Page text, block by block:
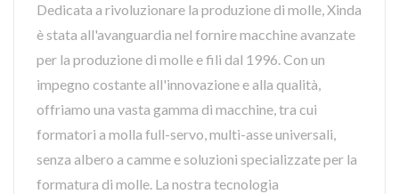
Dedicata a rivoluzionare la produzione di molle, Xinda
è stata all'avanguardia nel fornire macchine avanzate
per la produzione di molle e fili dal 1996. Con un
impegno costante all'innovazione e alla qualità,
offriamo una vasta gamma di macchine, tra cui
formatori a molla full-servo, multi-asse universali,
senza albero a camme e soluzioni specializzate per la
formatura di molle. La nostra tecnologia